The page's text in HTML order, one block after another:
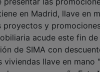
en Madrid, llave en
proyectos y
acude este fin de
de SIMA con
viviendas llave en mano
la nueva campaña Esta